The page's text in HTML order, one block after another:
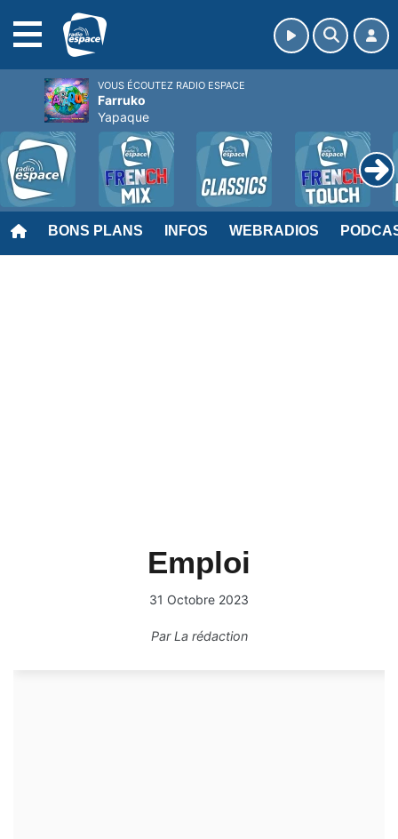
BONS PLANS INFOS WEBRADIOS
Emploi
31 Octobre 2023
ParLa rédaction
VOUS ÉCOUTEZ RADIO ESPACE
Farruko
Yapaque